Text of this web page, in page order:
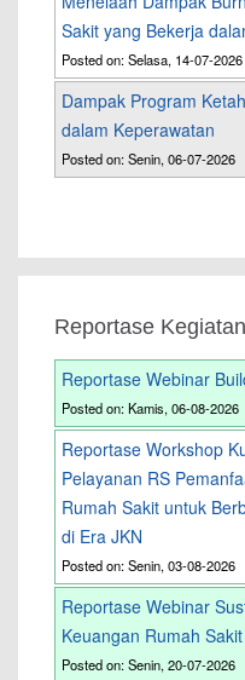
Sakit yang Bekerja
Posted on: Selasa, 14-07-2026
Dampak Program
dalam Keperawatan
Posted on: Senin, 06-07-2026
Reportase Kegiatan
Reportase Webinar
Posted on: Kamis, 06-08-2026
Reportase Workshop
Pelayanan RS
Rumah Sakit untuk
di Era JKN
Posted on: Senin, 03-08-2026
Reportase Webinar
Keuangan Rumah
Posted on: Senin, 20-07-2026